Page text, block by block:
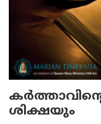
ശിക്ഷയും